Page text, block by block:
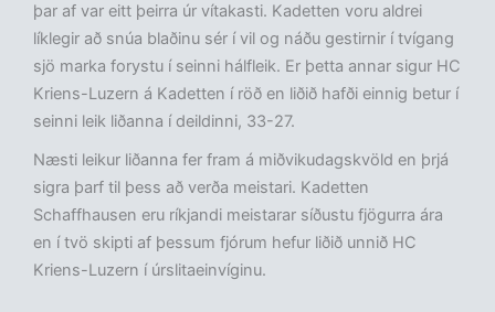
þar af var eitt þeirra úr vítakasti. Kadetten voru aldrei
líklegir að snúa blaðinu sér í vil og náðu gestirnir í tvígang
sjö marka forystu í seinni hálfleik. Er þetta annar sigur HC
Kriens-Luzern á Kadetten í röð en liðið hafði einnig betur í
seinni leik liðanna í deildinni, 33-27.
Næsti leikur liðanna fer fram á miðvikudagskvöld en þrjá
sigra þarf til þess að verða meistari. Kadetten
Schaffhausen eru ríkjandi meistarar síðustu fjögurra ára
en í tvö skipti af þessum fjórum hefur liðið unnið HC
Kriens-Luzern í úrslitaeinvíginu.